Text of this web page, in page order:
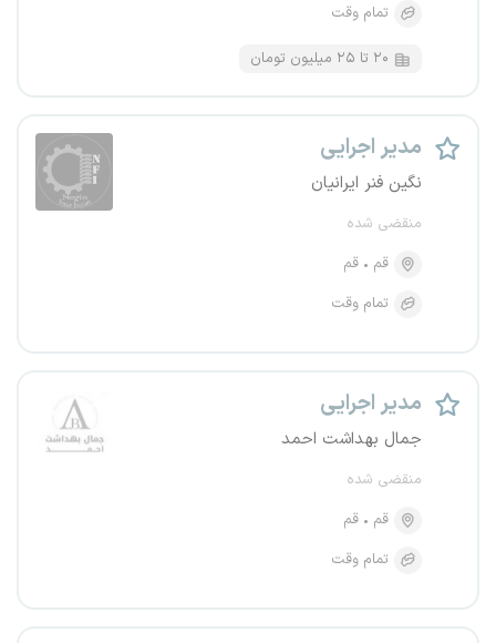
تمام وقت
۲۰ تا ۲۵ میلیون تومان
مدیر اجرایی
نگین فنر ایرانیان
منقضی شده
قم
قم
تمام وقت
مدیر اجرایی
جمال بهداشت احمد
منقضی شده
قم
قم
تمام وقت